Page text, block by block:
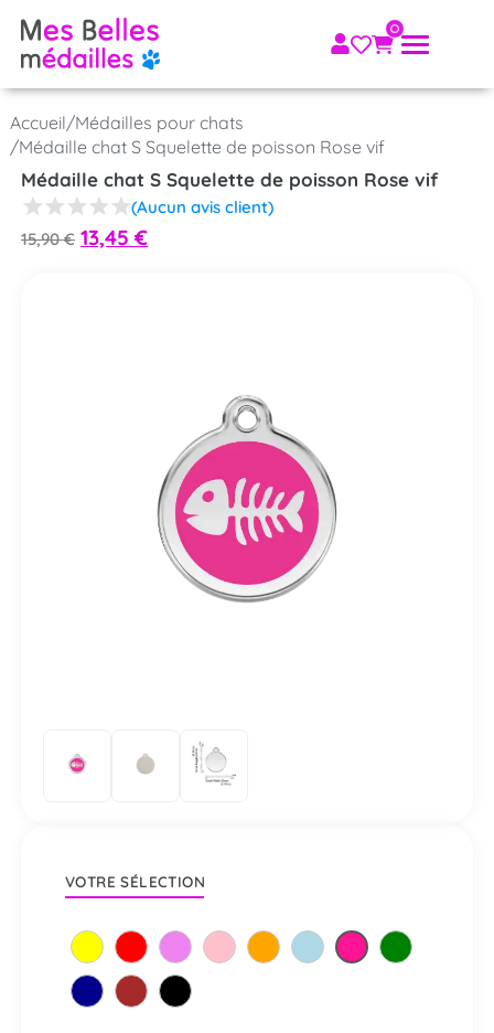
Accueil/Médailles pour chats
/Médaille chat S Squelette de poisson Rose vif
Médaille chat S Squelette de poisson Rose vif
(Aucun avis client)
15,90€ 13,45 €
VOTRE SÉLECTION